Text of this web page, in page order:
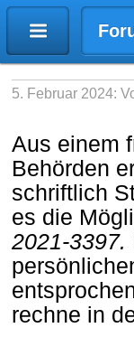
5. Februar 2024:
Aus einem
Behörden
schriftlich
es die
2021-3397.
rechne in